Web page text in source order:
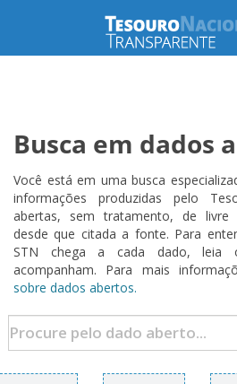
Busca em dados
Você está em uma busca
informações produzidas pelo
abertas, sem tratamento, de livre
desde que citada a fonte. Para
STN chega a cada dado, leia
acompanham. Para mais
sobre dados abertos.